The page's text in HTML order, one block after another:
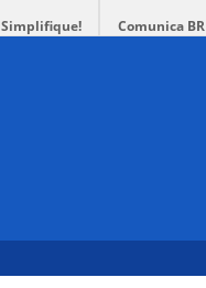
Simplifique! Comunica BR